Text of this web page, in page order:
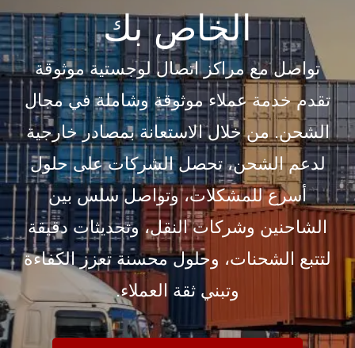
الخاص بك
تواصل مع مراكز اتصال لوجستية موثوقة
تقدم خدمة عملاء موثوقة وشاملة في مجال
الشحن. من خلال الاستعانة بمصادر خارجية
لدعم الشحن، تحصل الشركات على حلول
أسرع للمشكلات، وتواصل سلس بين
الشاحنين وشركات النقل، وتحديثات دقيقة
لتتبع الشحنات، وحلول محسنة تعزز الكفاءة
وتبني ثقة العملاء.